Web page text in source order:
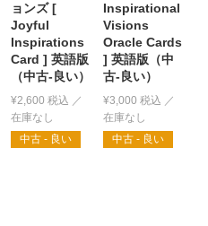
ョンズ [
Joyful
Inspirations
Card ] 英語版
（中古-良い）
¥2,600 税込
中古 - 良い
Inspirational
Visions
Oracle Cards
] 英語版（中
古-良い）
¥3,000 税込
中古 - 良い